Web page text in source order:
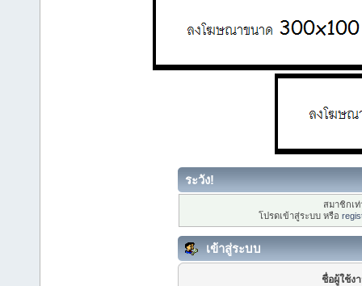
ระวัง!
สมาชิกเ
โปรดเข้าสู่ระบบ หรือ
เข้าสู่ระบบ
ชื่อผู้ใช้ง